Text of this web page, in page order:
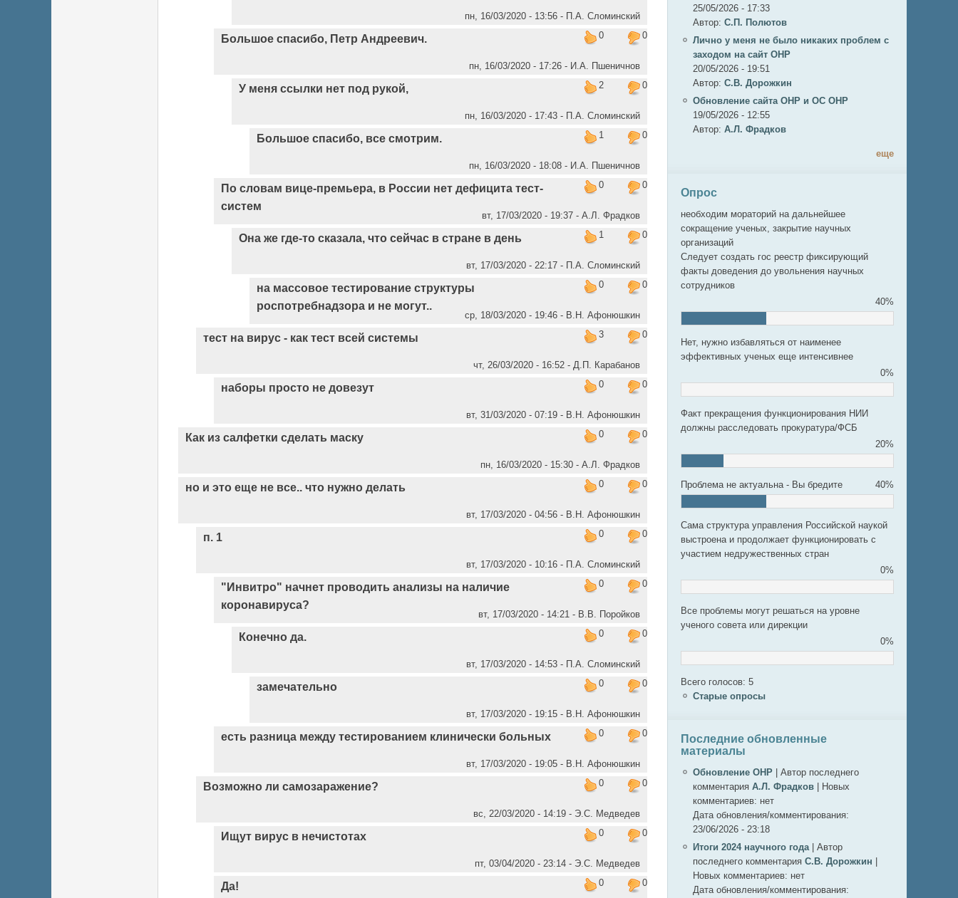
пн, 16/03/2020 - 13:56 - П.А. Сломинский
0
0
Большое спасибо, Петр Андреевич.
пн, 16/03/2020 - 17:26 - И.А. Пшеничнов
2
0
У меня ссылки нет под рукой,
пн, 16/03/2020 - 17:43 - П.А. Сломинский
1
0
Большое спасибо, все смотрим.
пн, 16/03/2020 - 18:08 - И.А. Пшеничнов
0
0
По словам вице-премьера, в России нет дефицита тест-
систем
вт, 17/03/2020 - 19:37 - А.Л. Фрадков
1
0
Она же где-то сказала, что сейчас в стране в день
вт, 17/03/2020 - 22:17 - П.А. Сломинский
0
0
на массовое тестирование структуры
роспотребнадзора и не могут..
ср, 18/03/2020 - 19:46 - В.Н. Афонюшкин
3
0
тест на вирус - как тест всей системы
чт, 26/03/2020 - 16:52 - Д.П. Карабанов
0
0
наборы просто не довезут
вт, 31/03/2020 - 07:19 - В.Н. Афонюшкин
0
0
Как из салфетки сделать маску
пн, 16/03/2020 - 15:30 - А.Л. Фрадков
0
0
но и это еще не все.. что нужно делать
вт, 17/03/2020 - 04:56 - В.Н. Афонюшкин
0
0
п. 1
вт, 17/03/2020 - 10:16 - П.А. Сломинский
0
0
"Инвитро" начнет проводить анализы на наличие
коронавируса?
вт, 17/03/2020 - 14:21 - В.В. Поройков
0
0
Конечно да.
вт, 17/03/2020 - 14:53 - П.А. Сломинский
0
0
замечательно
вт, 17/03/2020 - 19:15 - В.Н. Афонюшкин
0
0
есть разница между тестированием клинически больных
вт, 17/03/2020 - 19:05 - В.Н. Афонюшкин
0
0
Возможно ли самозаражение?
вс, 22/03/2020 - 14:19 - Э.С. Медведев
0
0
Ищут вирус в нечистотах
пт, 03/04/2020 - 23:14 - Э.С. Медведев
0
0
Да!
25/05/2026 - 17:33
Автор: C.П. Полютов
Лично у меня не было никаких проблем с
заходом на сайт ОНР
20/05/2026 - 19:51
Автор: С.В. Дорожкин
Обновление сайта ОНР и ОС ОНР
19/05/2026 - 12:55
Автор: А.Л. Фрадков
еще
Опрос
необходим мораторий на дальнейшее
сокращение ученых, закрытие научных
организаций
Следует создать гос реестр фиксирующий
факты доведения до увольнения научных
сотрудников
40%
Нет, нужно избавляться от наименее
эффективных ученых еще интенсивнее
0%
Факт прекращения функционирования НИИ
должны расследовать прокуратура/ФСБ
20%
Проблема не актуальна - Вы бредите 40%
Сама структура управления Российской наукой
выстроена и продолжает функционировать с
участием недружественных стран
0%
Все проблемы могут решаться на уровне
ученого совета или дирекции
0%
Всего голосов: 5
Старые опросы
Последние обновленные
материалы
Обновление ОНР
Автор последнего
комментария А.Л. Фрадков
Новых
комментариев: нет
Дата обновления/комментирования:
23/06/2026 - 23:18
Итоги 2024 научного года
Автор
последнего комментария С.В. Дорожкин
Новых комментариев: нет
Дата обновления/комментирования: